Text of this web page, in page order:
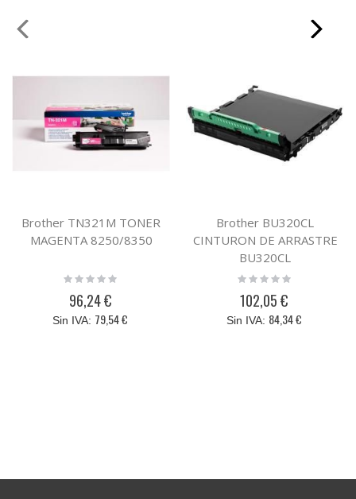
Brother TN321M TONER
MAGENTA 8250/8350
Rating:
96,24 €
79,54 €
Brother BU320CL
CINTURON DE ARRASTRE
BU320CL
Rating:
102,05 €
84,34 €